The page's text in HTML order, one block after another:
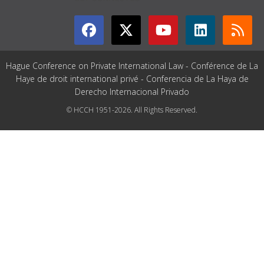
Hague Conference on Private International Law - Conférence de La
Haye de droit international privé - Conferencia de La Haya de
Derecho Internacional Privado
© HCCH 1951-2026. All Rights Reserved.